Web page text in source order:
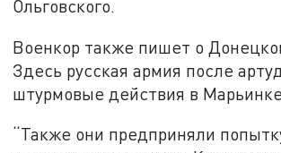
Ольговского.
Военкор также пишет о
Здесь русская армия после
штурмовые действия в Марьинке.
“Также они предприняли